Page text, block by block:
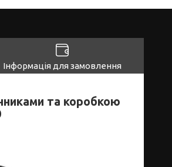
Інформація для замовлення
та коробкою